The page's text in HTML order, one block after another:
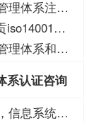
理体系注册
iso14001质
理体系和环
系认证咨询
信息系统安